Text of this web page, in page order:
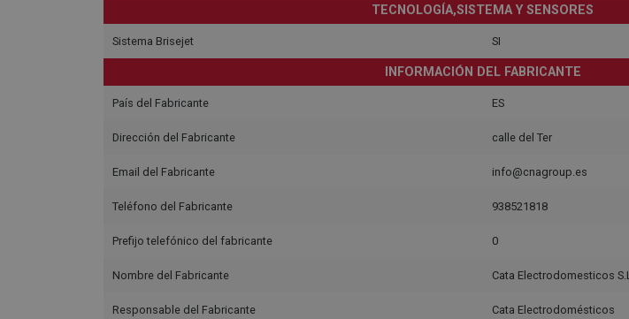
TECNOLOGÍA,SISTEMA Y SENSORES
Sistema Brisejet SI
INFORMACIÓN DEL FABRICANTE
País del Fabricante ES
Dirección del Fabricante calle del Ter
Email del Fabricante info@cnagroup.es
Teléfono del Fabricante 938521818
Prefijo telefónico del fabricante 0
Nombre del Fabricante Cata Electrodomesticos S.L
Responsable del Fabricante
Cata Electrodomésticos